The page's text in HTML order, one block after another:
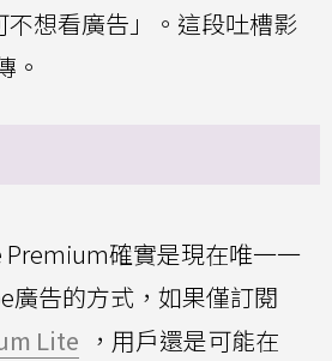
不想看廣告」。這段吐槽影
。
Premium確實是現在唯一一
廣告的方式，如果僅訂閱
Lite ，用戶還是可能在